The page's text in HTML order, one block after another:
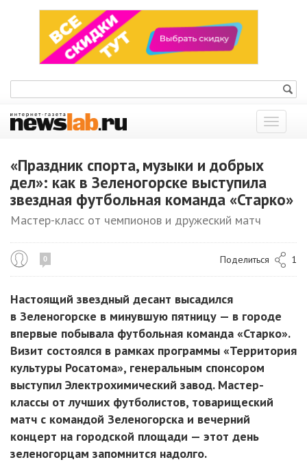
Показать
меню
«Праздник спорта, музыки и добрых
дел»: как в Зеленогорске выступила
звездная футбольная команда «Старко»
Мастер-класс от чемпионов и дружеский матч
0 Поделиться 1
Настоящий звездный десант высадился
в Зеленогорске в минувшую пятницу — в городе
впервые побывала футбольная команда «Старко».
Визит состоялся в рамках программы «Территория
культуры Росатома», генеральным спонсором
выступил Электрохимический завод. Мастер-
классы от лучших футболистов, товарищеский
матч с командой Зеленогорска и вечерний
концерт на городской площади — этот день
зеленогорцам запомнится надолго.